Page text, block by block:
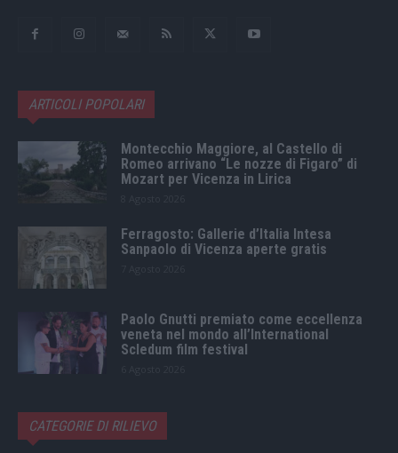
ARTICOLI POPOLARI
Montecchio Maggiore, al Castello di
Romeo arrivano “Le nozze di Figaro” di
Mozart per Vicenza in Lirica
Ferragosto: Gallerie d’Italia Intesa
Sanpaolo di Vicenza aperte gratis
Paolo Gnutti premiato come eccellenza
veneta nel mondo all’International
Scledum film festival
CATEGORIE DI RILIEVO